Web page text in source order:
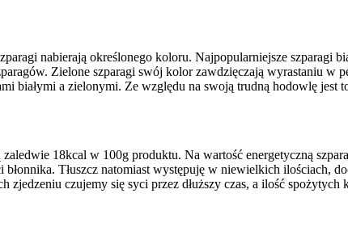
nabierają określonego koloru. Najpopularniejsze szparagi
Zielone szparagi swój kolor zawdzięczają wyrastaniu w
białymi a zielonymi. Ze względu na swoją trudną hodowlę jest
18kcal w 100g produktu. Na wartość energetyczną
Tłuszcz natomiast występuję w niewielkich ilościach,
czujemy się syci przez dłuższy czas, a ilość